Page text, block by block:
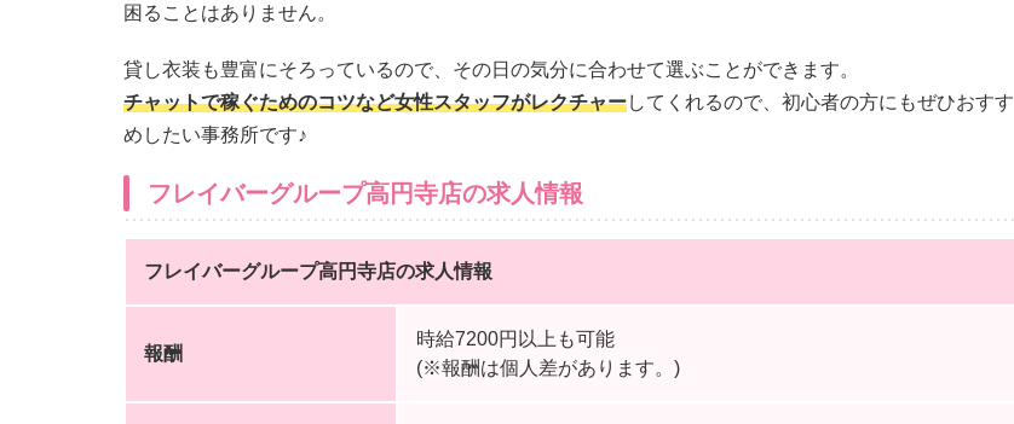
困ることはありません。
貸し衣装も豊富にそろっているので、その日の気分に合わせて選ぶことができます。
チャットで稼ぐためのコツなど女性スタッフがレクチャーしてくれるので、初心者の方にもぜひおすす
めしたい事務所です♪
フレイバーグループ高円寺店の求人情報
フレイバーグループ高円寺店の求人情報
報酬
時給7200円以上も可能
(※報酬は個人差があります。)